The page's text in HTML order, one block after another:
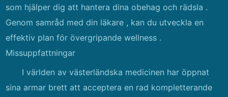
som hjälper dig att hantera dina obehag och rädsla .
Genom samråd med din läkare , kan du utveckla en
effektiv plan för övergripande wellness .
Missuppfattningar
I världen av västerländska medicinen har öppnat
sina armar brett att acceptera en rad kompletterande